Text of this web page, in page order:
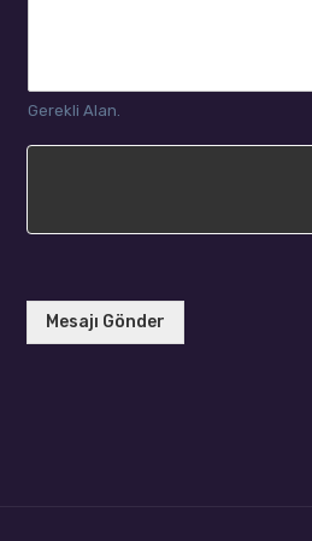
Gerekli Alan.
Mesajı Gönder